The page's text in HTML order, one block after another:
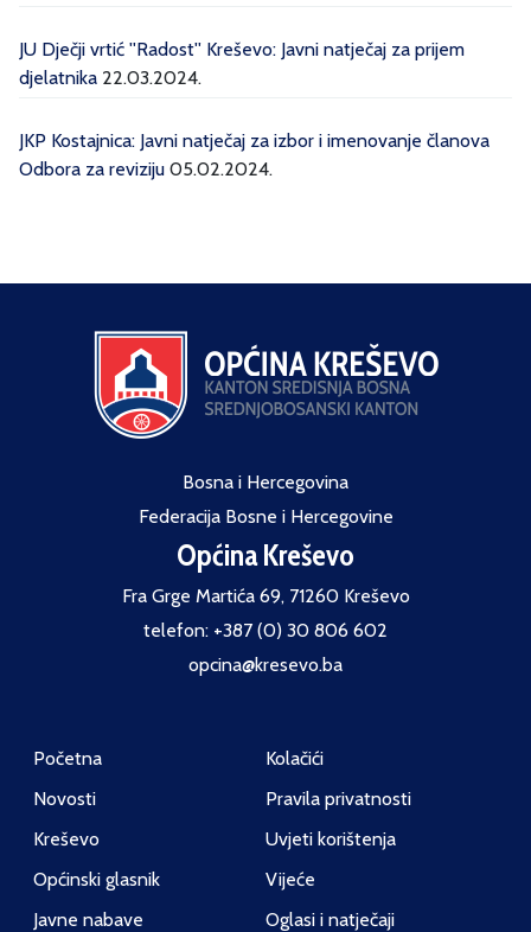
JU Dječji vrtić ''Radost'' Kreševo: Javni natječaj za prijem
djelatnika 22.03.2024.
JKP Kostajnica: Javni natječaj za izbor i imenovanje članova
Odbora za reviziju 05.02.2024.
Bosna i Hercegovina
Federacija Bosne i Hercegovine
Općina Kreševo
Fra Grge Martića 69, 71260 Kreševo
telefon: +387 (0) 30 806 602
opcina@kresevo.ba
Početna
Novosti
Kreševo
Općinski glasnik
Javne nabave
Kolačići
Pravila privatnosti
Uvjeti korištenja
Vijeće
Oglasi i natječaji